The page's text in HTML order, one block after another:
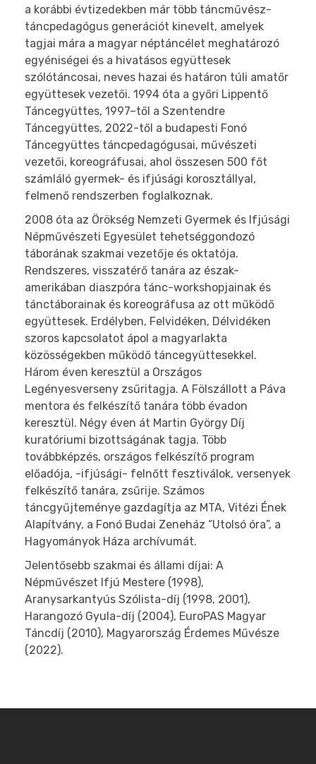
a korábbi évtizedekben már több táncművész-
táncpedagógus generációt kinevelt, amelyek
tagjai mára a magyar néptáncélet meghatározó
egyéniségei és a hivatásos együttesek
szólótáncosai, neves hazai és határon túli amatőr
együttesek vezetői. 1994 óta a győri Lippentő
Táncegyüttes, 1997–től a Szentendre
Táncegyüttes, 2022-től a budapesti Fonó
Táncegyüttes táncpedagógusai, művészeti
vezetői, koreográfusai, ahol összesen 500 főt
számláló gyermek- és ifjúsági korosztállyal,
felmenő rendszerben foglalkoznak.
2008 óta az Örökség Nemzeti Gyermek és Ifjúsági
Népművészeti Egyesület tehetséggondozó
táborának szakmai vezetője és oktatója.
Rendszeres, visszatérő tanára az észak-
amerikában diaszpóra tánc-workshopjainak és
tánctáborainak és koreográfusa az ott működő
együttesek. Erdélyben, Felvidéken, Délvidéken
szoros kapcsolatot ápol a magyarlakta
közösségekben működő táncegyüttesekkel.
Három éven keresztül a Országos
Legényesverseny zsűritagja. A Fölszállott a Páva
mentora és felkészítő tanára több évadon
keresztül. Négy éven át Martin György Díj
kuratóriumi bizottságának tagja. Több
továbbképzés, országos felkészítő program
előadója, -ifjúsági- felnőtt fesztiválok, versenyek
felkészítő tanára, zsűrije. Számos
táncgyűjteménye gazdagítja az MTA, Vitézi Ének
Alapítvány, a Fonó Budai Zeneház “Utolsó óra”, a
Hagyományok Háza archívumát.
Jelentősebb szakmai és állami díjai: A
Népművészet Ifjú Mestere (1998),
Aranysarkantyús Szólista-díj (1998, 2001),
Harangozó Gyula-díj (2004), EuroPAS Magyar
Táncdíj (2010), Magyarország Érdemes Művésze
(2022).